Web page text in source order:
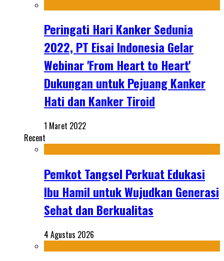
Peringati Hari Kanker Sedunia
2022, PT Eisai Indonesia Gelar
Webinar 'From Heart to Heart'
Dukungan untuk Pejuang Kanker
Hati dan Kanker Tiroid
1 Maret 2022
Recent
Pemkot Tangsel Perkuat Edukasi
Ibu Hamil untuk Wujudkan Generasi
Sehat dan Berkualitas
4 Agustus 2026